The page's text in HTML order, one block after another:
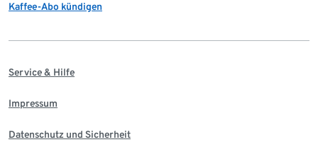
Kaffee-Abo kündigen
Service & Hilfe
Impressum
Datenschutz und Sicherheit